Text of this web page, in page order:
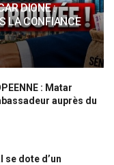
DIONE :
LA CONFIANCE
: Matar
auprès du
se dote d’un